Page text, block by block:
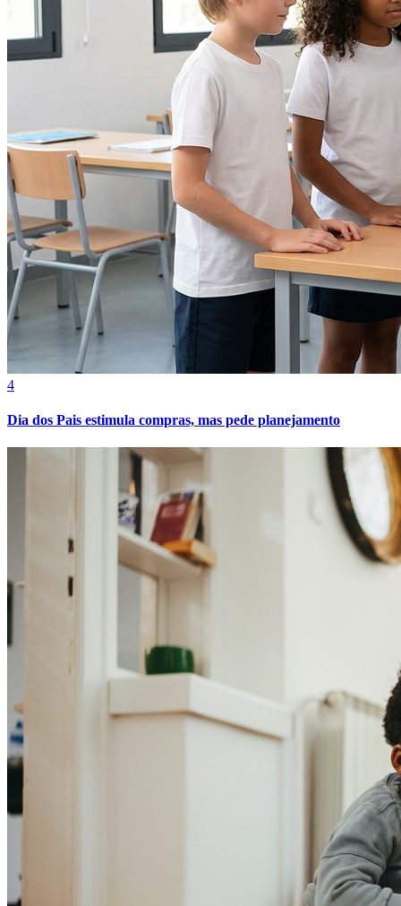
Grêmio
4
Dia dos Pais estimula compras, mas pede planejamento